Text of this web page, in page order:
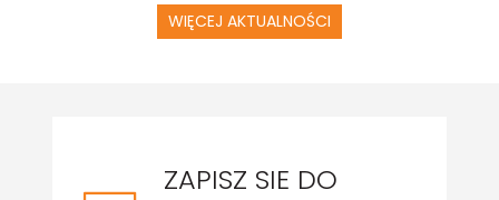
skierowanym do
organizacji i
oraz osób z
niepełnosprawnościami
krośnieńskiego.
WIĘCEJ AKTUALNOŚCI
ZAPISZ SIE DO